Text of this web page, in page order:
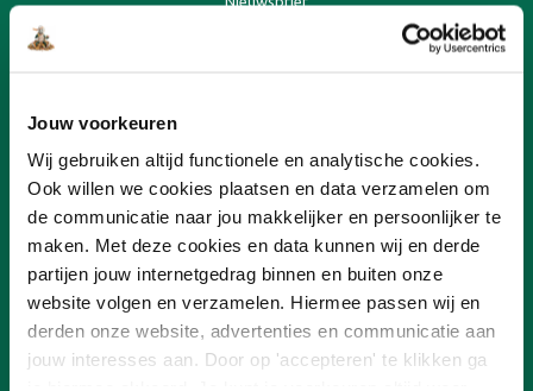
Jouw voorkeuren
Wij gebruiken altijd functionele en analytische cookies.
Ook willen we cookies plaatsen en data verzamelen om
de communicatie naar jou makkelijker en persoonlijker te
maken. Met deze cookies en data kunnen wij en derde
partijen jouw internetgedrag binnen en buiten onze
website volgen en verzamelen. Hiermee passen wij en
derden onze website, advertenties en communicatie aan
jouw interesses aan. Door op 'accepteren' te klikken ga
Betalen
Onlineverf.be Zakelijk
Retourneren
Veelgestelde vragen
Verzending en bezorging
SNEL AAN DE SLAG